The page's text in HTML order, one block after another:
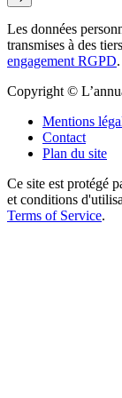
Les données
transmises à des
engagement RGPD.
Copyright ©
Mentions
Contact
Plan du site
Ce site est protégé
et conditions
Terms of Service.